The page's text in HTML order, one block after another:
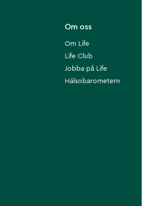
Om oss
Om Life
Life Club
Jobba på Life
Hälsobarometern